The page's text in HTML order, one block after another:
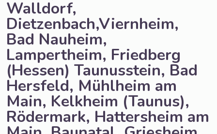
Walldorf,
Dietzenbach,Viernheim,
Bad Nauheim,
Lampertheim, Friedberg
(Hessen) Taunusstein, Bad
Hersfeld, Mühlheim am
Main, Kelkheim (Taunus),
Rödermark, Hattersheim am